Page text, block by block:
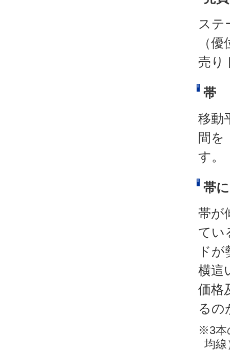
ステ
（
売り
帯
移動
間を
す。
帯
帯が
てい
ド
横這
価格
るの
※3本
均